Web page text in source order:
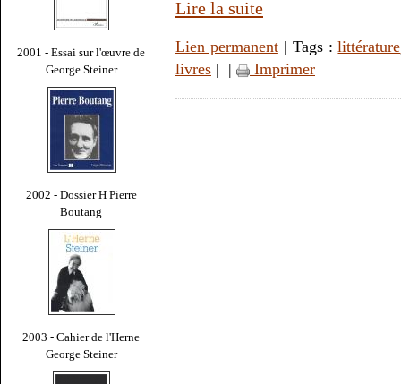
2001 - Essai sur l'œuvre de
George Steiner
2002 - Dossier H Pierre
Boutang
2003 - Cahier de l'Herne
George Steiner
Lire la suite
Lien permanent| Tags :littérature
livres | | Imprimer